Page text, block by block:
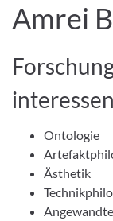
Amrei
interessen
Ontologie
Ästhetik